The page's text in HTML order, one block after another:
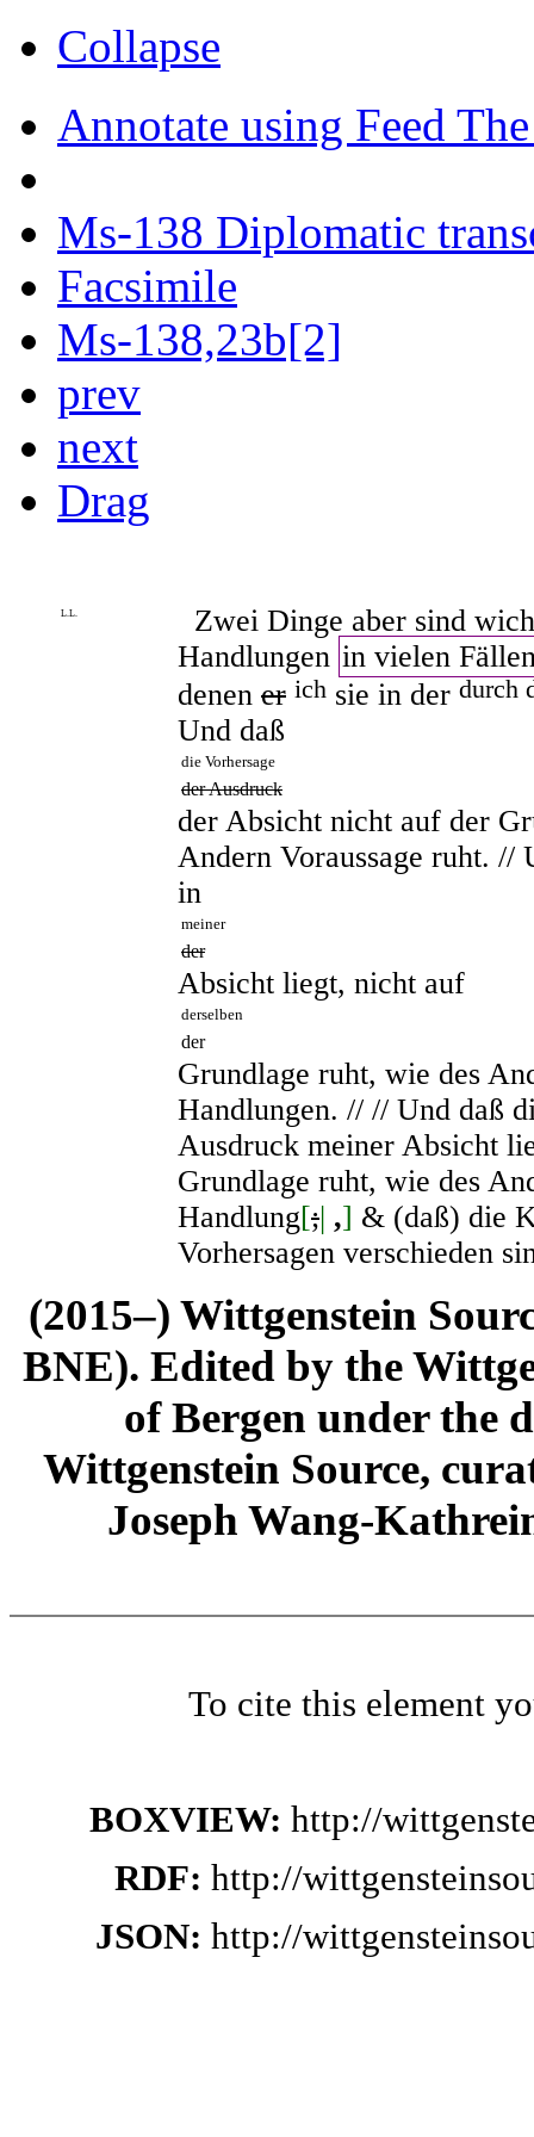
Collapse
Annotate using Feed
Ms-138 Diplomatic
Facsimile
Ms-138,23b[2]
prev
next
Drag
L.L.
Zwei Dinge aber sind
Handlungen in vielen
denen er ich sie in der durch
Und daß
die Vorhersage
der Ausdruck
der Absicht nicht auf der
Andern Voraussage ruht. //
in
meiner
der
Absicht liegt, nicht auf
derselben
der
Grundlage ruht, wie des
Handlungen. // // Und daß
Ausdruck meiner Absicht
Grundlage ruht, wie des
Handlung[;| ,] & (daß) die
Vorhersagen verschieden
(2015–) Wittgenstein
BNE). Edited by the
of Bergen under the
Wittgenstein Source,
Joseph Wang-
To cite this element
BOXVIEW: http://
RDF: http://
JSON: http://